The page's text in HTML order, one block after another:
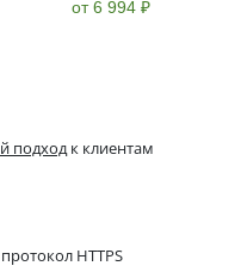
от 6 994 ₽
подходк клиентам
HTTPS